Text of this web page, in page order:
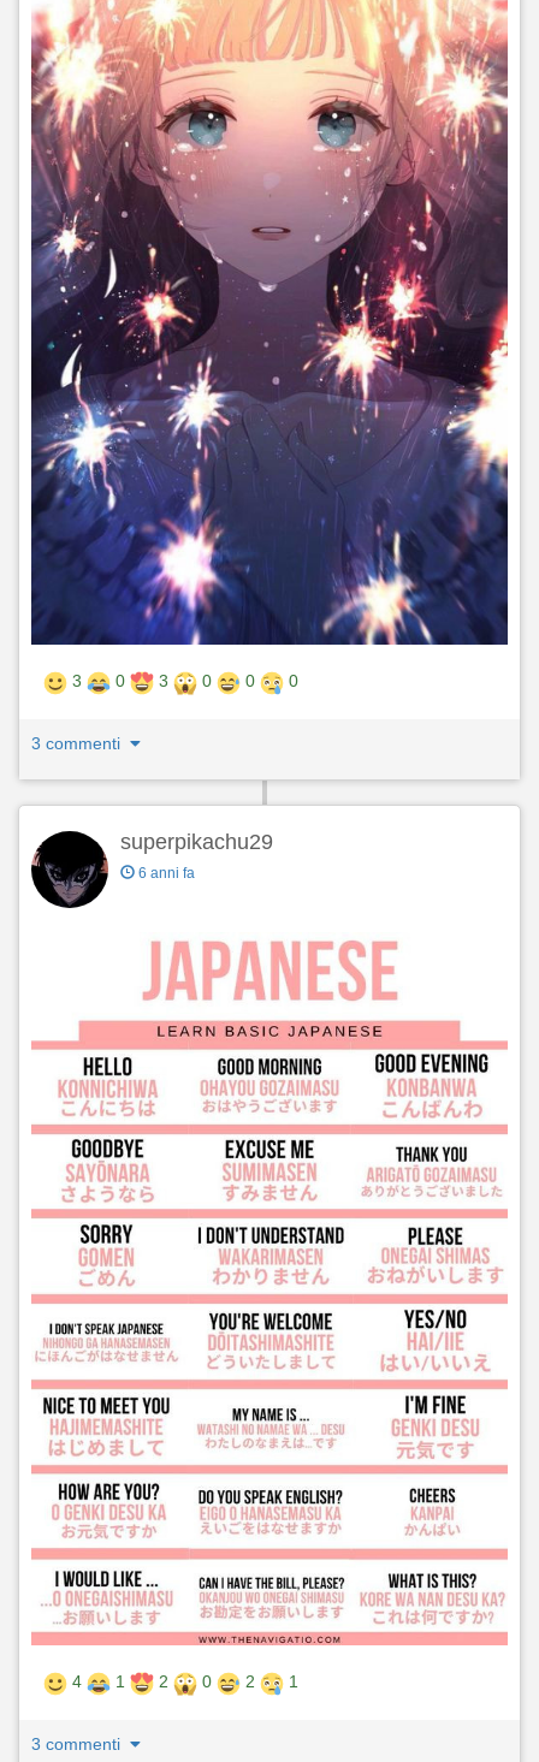
3 0 3 0 0 0
3 commenti
superpikachu29
6 anni fa
4 1 2 0 2 1
3 commenti